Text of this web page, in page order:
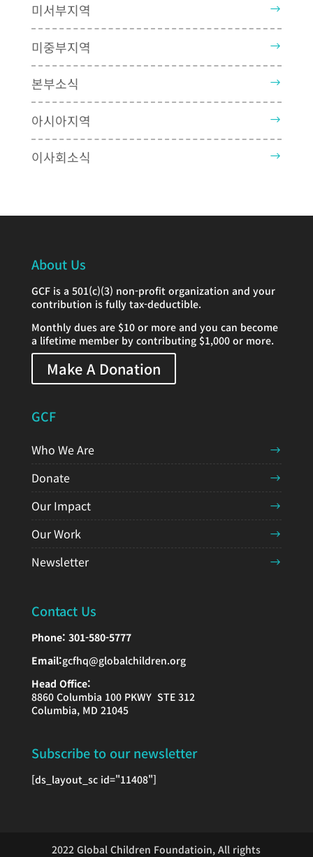
미서부지역
미중부지역
본부소식
아시아지역
이사회소식
About Us
GCF is a 501(c)(3) non-profit organization and your
contribution is fully tax-deductible.
Monthly dues are $10 or more and you can become
a lifetime member by contributing $1,000 or more.
Make A Donation
GCF
Who We Are
Donate
Our Impact
Our Work
Newsletter
Contact Us
Phone: 301-580-5777
Email:gcfhq@globalchildren.org
Head Office:
8860 Columbia 100 PKWY STE 312
Columbia, MD 21045
Subscribe to our newsletter
[ds_layout_sc id="11408"]
2022 Global Children Foundatioin, All rights